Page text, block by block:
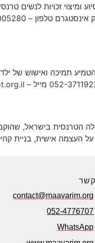
זכויות לנשים
תמיכה ואישוש של
העצמה אישית, בניית
contact@maavarim.org
052-4776707
WhatsApp